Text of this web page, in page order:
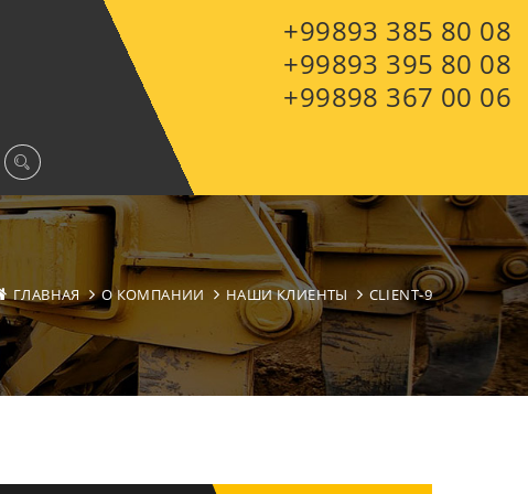
+99893 385 80 08
+99893 395 80 08
+99898 367 00 06
ГЛАВНАЯ О КОМПАНИИ НАШИ КЛИЕНТЫ CLIENT-9